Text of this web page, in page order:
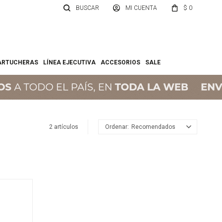
LÍNEA EJECUTIVA ACCESORIOS SALE
$ 0
2 artículos Recomendados